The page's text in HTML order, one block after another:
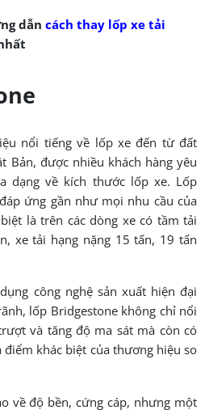
dẫn cách thay lốp xe tải
nổi tiếng về lốp xe đến từ đất
Bản, được nhiều khách hàng yêu
dạng về kích thước lốp xe. Lốp
ứng gần như mọi nhu cầu của
là trên các dòng xe có tầm tải
xe tải hạng nặng 15 tấn, 19 tấn
công nghệ sản xuất hiện đại
lốp Bridgestone không chỉ nổi
và tăng độ ma sát mà còn có
khác biệt của thương hiệu so
về độ bền, cứng cáp, nhưng một